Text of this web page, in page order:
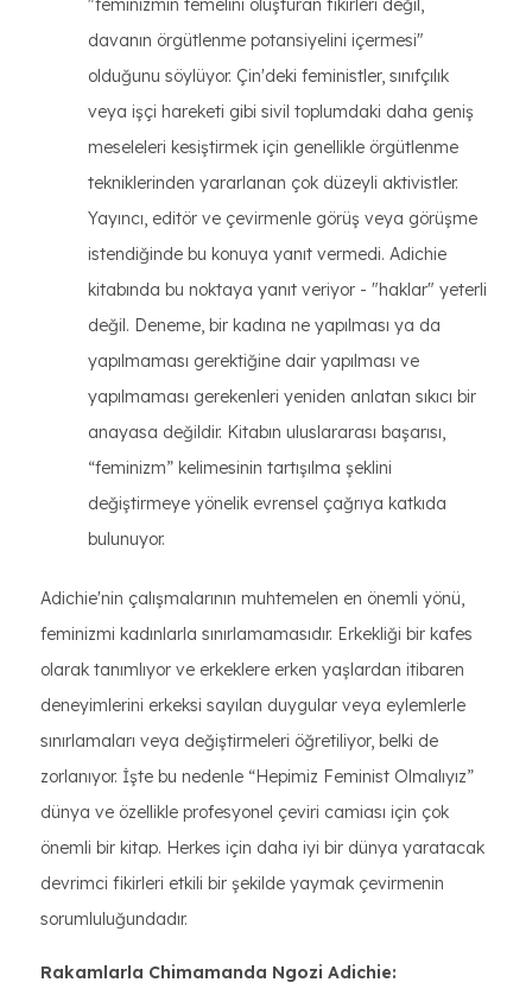
"feminizmin temelini oluşturan fikirleri değil,
davanın örgütlenme potansiyelini içermesi"
olduğunu söylüyor. Çin'deki feministler, sınıfçılık
veya işçi hareketi gibi sivil toplumdaki daha geniş
meseleleri kesiştirmek için genellikle örgütlenme
tekniklerinden yararlanan çok düzeyli aktivistler.
Yayıncı, editör ve çevirmenle görüş veya görüşme
istendiğinde bu konuya yanıt vermedi. Adichie
kitabında bu noktaya yanıt veriyor - "haklar" yeterli
değil. Deneme, bir kadına ne yapılması ya da
yapılmaması gerektiğine dair yapılması ve
yapılmaması gerekenleri yeniden anlatan sıkıcı bir
anayasa değildir. Kitabın uluslararası başarısı,
“feminizm” kelimesinin tartışılma şeklini
değiştirmeye yönelik evrensel çağrıya katkıda
bulunuyor.
Adichie'nin çalışmalarının muhtemelen en önemli yönü,
feminizmi kadınlarla sınırlamamasıdır. Erkekliği bir kafes
olarak tanımlıyor ve erkeklere erken yaşlardan itibaren
deneyimlerini erkeksi sayılan duygular veya eylemlerle
sınırlamaları veya değiştirmeleri öğretiliyor, belki de
zorlanıyor. İşte bu nedenle “Hepimiz Feminist Olmalıyız”
dünya ve özellikle profesyonel çeviri camiası için çok
önemli bir kitap. Herkes için daha iyi bir dünya yaratacak
devrimci fikirleri etkili bir şekilde yaymak çevirmenin
sorumluluğundadır.
Rakamlarla Chimamanda Ngozi Adichie: